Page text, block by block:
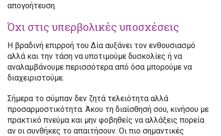
απογοήτευση.
Όχι στις υπερβολικές υποσχέσεις
Η βραδινή επιρροή του Δία αυξάνει τον ενθουσιασμό
αλλά και την τάση να υποτιμούμε δυσκολίες ή να
αναλαμβάνουμε περισσότερα από όσα μπορούμε να
διαχειριστούμε.
Σήμερα το σύμπαν δεν ζητά τελειότητα αλλά
προσαρμοστικότητα. Άκου τη διαίσθησή σου, κινήσου με
πρακτικό πνεύμα και μην φοβηθείς να αλλάξεις πορεία
αν οι συνθήκες το απαιτήσουν. Οι πιο σημαντικές